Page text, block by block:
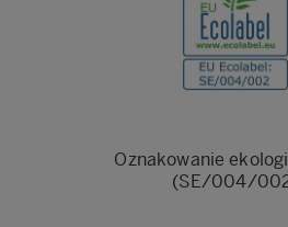
Oznakowanie
(SE/004/